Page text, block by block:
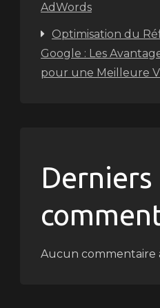
AdWords
Optimisation du
Google : Les
pour une Meilleure
Derniers
Aucun commentaire